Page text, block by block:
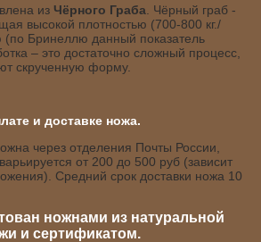
из Чёрного Граба . Чёрный граб -
высокой плотностью (700-800 кг./
(по Бринеллю данный показатель
– это достаточно сложный процесс,
скрученную форму.
и доставке ножа.
через отделения Почты России,
от 200 до 500 руб (зависит
Средний срок доставки ножа 10
ножнами из натуральной
и сертификатом.